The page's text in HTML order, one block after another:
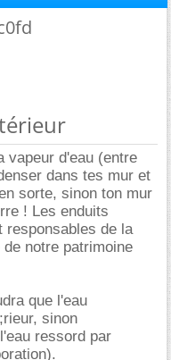
vapeur d'eau (entre
dans tes mur et
sorte, sinon ton mur
! Les enduits
responsables de la
notre patrimoine
que l'eau
sinon
ressord par